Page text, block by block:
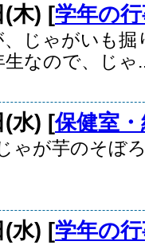
(木) [学年の
、じゃがいも
生なので、じゃ
(水) [保健室
ゃが芋のそぼ
(水) [学年の